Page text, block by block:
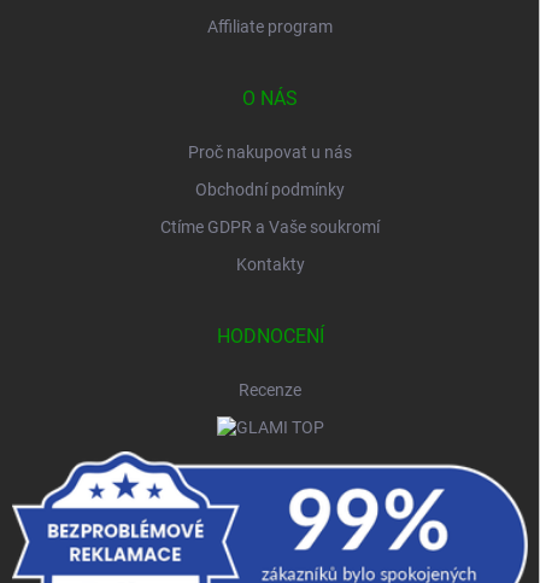
Affiliate program
O NÁS
Proč nakupovat u nás
Obchodní podmínky
Ctíme GDPR a Vaše soukromí
Kontakty
HODNOCENÍ
Recenze